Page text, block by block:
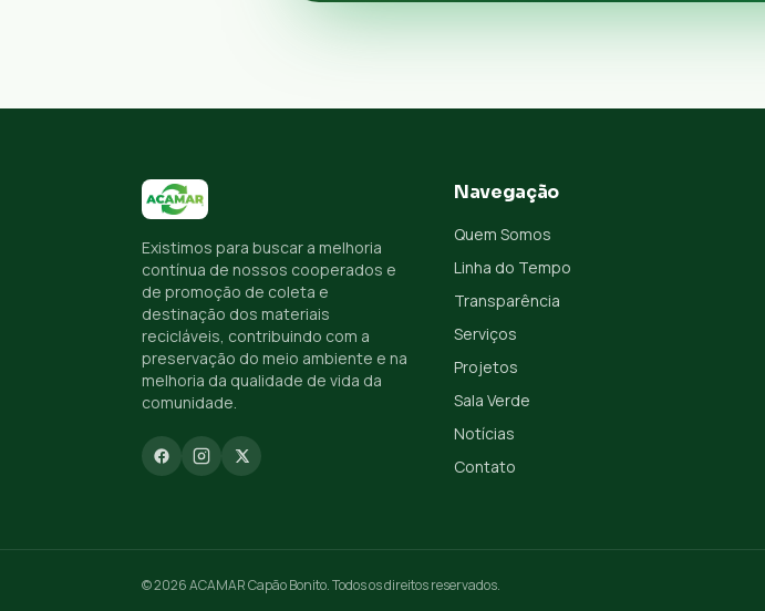
Existimos para buscar a melhoria
contínua de nossos cooperados e
de promoção de coleta e
destinação dos materiais
recicláveis, contribuindo com a
preservação do meio ambiente e na
melhoria da qualidade de vida da
comunidade.
Navegação
Quem Somos
Linha do Tempo
Transparência
Serviços
Projetos
Sala Verde
Notícias
Contato
© 2026 ACAMAR Capão Bonito. Todos os direitos reservados.